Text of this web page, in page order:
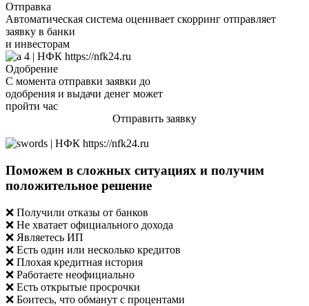
Отправка
Автоматическая система оценивает скорринг отправляет
заявку в банки
и инвесторам
Одобрение
С момента отправки заявки до
одобрения и выдачи денег может
пройти час
Отправить заявку
Поможем в сложных ситуациях и получим
положительное решение
❌ Получили отказы от банков
❌ Не хватает официального дохода
❌ Являетесь ИП
❌ Есть один или несколько кредитов
❌ Плохая кредитная история
❌ Работаете неофициально
❌ Есть открытые просрочки
❌ Боитесь, что обманут с процентами